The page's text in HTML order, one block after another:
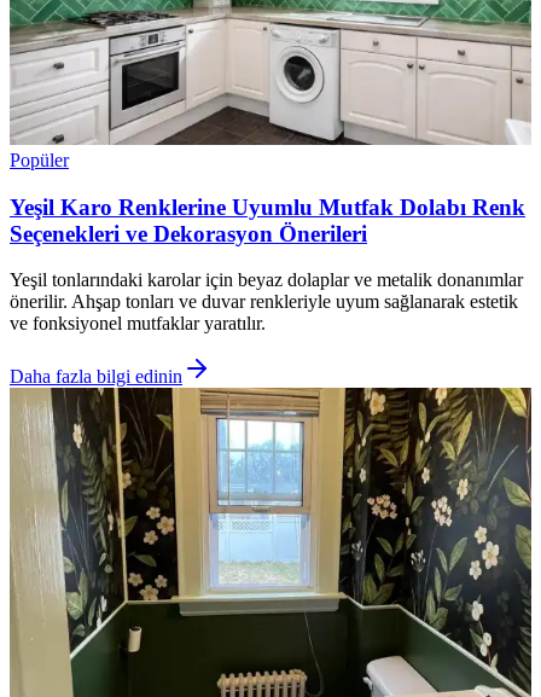
Popüler
Yeşil Karo Renklerine Uyumlu Mutfak Dolabı Renk
Seçenekleri ve Dekorasyon Önerileri
Yeşil tonlarındaki karolar için beyaz dolaplar ve metalik donanımlar
önerilir. Ahşap tonları ve duvar renkleriyle uyum sağlanarak estetik
ve fonksiyonel mutfaklar yaratılır.
Daha fazla bilgi edinin